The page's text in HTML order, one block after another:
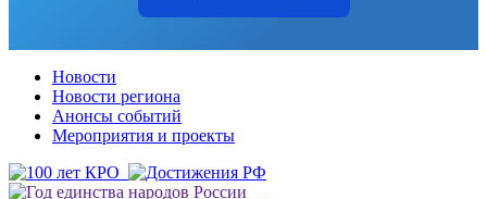
Новости
Новости региона
Анонсы событий
Мероприятия и проекты